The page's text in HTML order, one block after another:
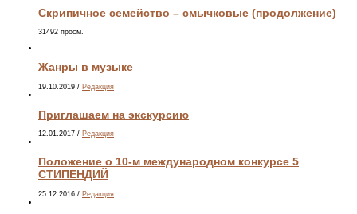
Скрипичное семейство – смычковые (продолжение)
31492 просм.
Жанры в музыке
19.10.2019 / Редакция
Приглашаем на экскурсию
12.01.2017 / Редакция
Положение о 10-м международном конкурсе 5
СТИПЕНДИЙ
25.12.2016 / Редакция